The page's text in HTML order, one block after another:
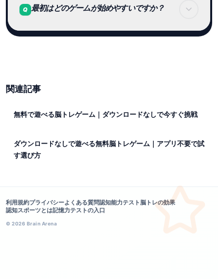
す。アプリを入れる前に、Memory LockやStop
Q 最初はどのゲームが始めやすいですか？
関連記事
無料で遊べる脳トレゲーム｜ダウンロードなしで今すぐ挑戦
ダウンロードなしで遊べる無料脳トレゲーム｜アプリ不要で試
す選び方
利用規約プライバシーよくある質問認知能力テスト 脳トレの効果
認知スポーツとは記憶力テストの入口
© 2026 Brain Arena